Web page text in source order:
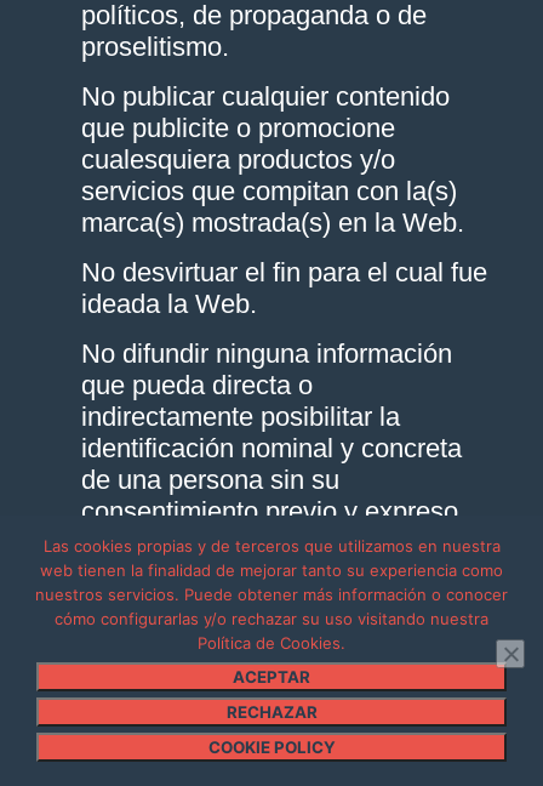
políticos, de propaganda o de
proselitismo.
No publicar cualquier contenido
que publicite o promocione
cualesquiera productos y/o
servicios que compitan con la(s)
marca(s) mostrada(s) en la Web.
No desvirtuar el fin para el cual fue
ideada la Web.
No difundir ninguna información
que pueda directa o
indirectamente posibilitar la
identificación nominal y concreta
de una persona sin su
consentimiento previo y expreso,
tal como apellido, dirección postal,
dirección de correo electrónico o
número de teléfono.
No intimidar o acosar a los demás.
No difundir contenido (incluyendo
fotografías o vídeos) que muestre
a menores.
Las cookies propias y de terceros que utilizamos en nuestra
web tienen la finalidad de mejorar tanto su experiencia como
nuestros servicios. Puede obtener más información o conocer
cómo configurarlas y/o rechazar su uso visitando nuestra
Política de Cookies.
ACEPTAR
RECHAZAR
COOKIE POLICY